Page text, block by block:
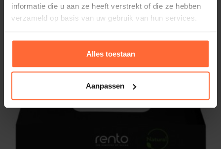
informatie die u aan ze heeft verstrekt of die ze hebben
verzameld op basis van uw gebruik van hun services.
Alles toestaan
Aanpassen
edition 3 x 400 ml
26,20